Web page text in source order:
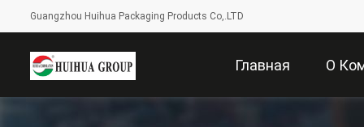
Guangzhou Huihua Packaging Products Co,.LTD
Главная О